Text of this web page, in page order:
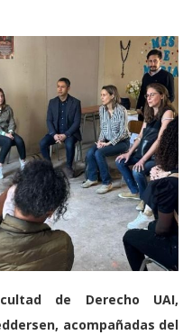
de Derecho UAI,
acompañadas del